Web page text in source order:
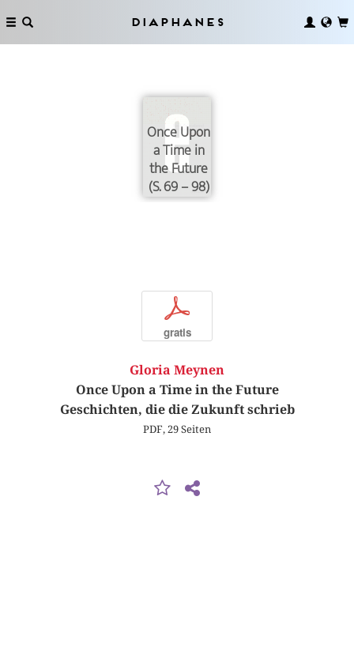
Diaphanes
Once Upon
a Time in
the Future
(S. 69 – 98)
p
gratis
Gloria Meynen
Once Upon a Time in the Future
Geschichten, die die Zukunft schrieb
PDF, 29 Seiten